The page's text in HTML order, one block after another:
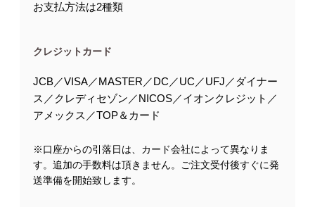
お支払方法は2種類
クレジットカード
JCB／VISA／MASTER／DC／UC／UFJ／ダイナー
ス／クレディセゾン／NICOS／イオンクレジット／
アメックス／TOP＆カード
※口座からの引落日は、カード会社によって異なりま
す。追加の手数料は頂きません。ご注文受付後すぐに発
送準備を開始致します。